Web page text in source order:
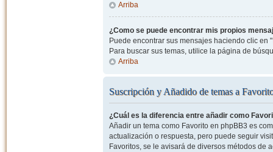
Arriba
¿Como se puede encontrar mis propios
Puede encontrar sus mensajes haciendo clic en
Para buscar sus temas, utilice la página de
Arriba
Suscripción y Añadido de temas a
¿Cuál es la diferencia entre añadir como
Añadir un tema como Favorito en phpBB3 es
actualización o respuesta, pero puede seguir
Favoritos, se le avisará de diversos métodos de